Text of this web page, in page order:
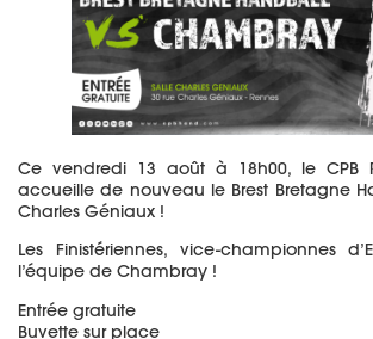
Ce vendredi 13 août à 18h00, le CPB
accueille de nouveau le Brest Bretagne
Charles Géniaux !
Les Finistériennes, vice-championnes
l’équipe de Chambray !
Entrée gratuite
Buvette sur place